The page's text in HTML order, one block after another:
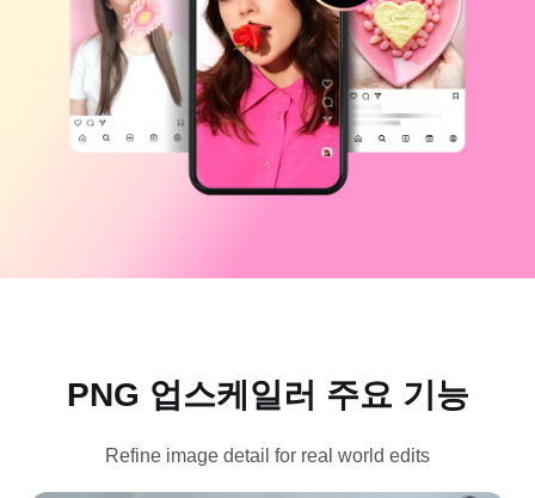
텍스트 및 오디오
자동 캡션
캡션 템플릿
사용자 지정 음성
노이즈 제거
라이프스타일 및 브이로그
사용자 지정 디자인
더 보기
튜토리얼 가이드
주요 추천
더 보기
산업 템플릿
요약 템플릿
보안 센터
고객 지원 센터
공지
CapCut 서비스 약관 정보
PNG 업스케일러 주요 기능
Refine image detail for real world edits